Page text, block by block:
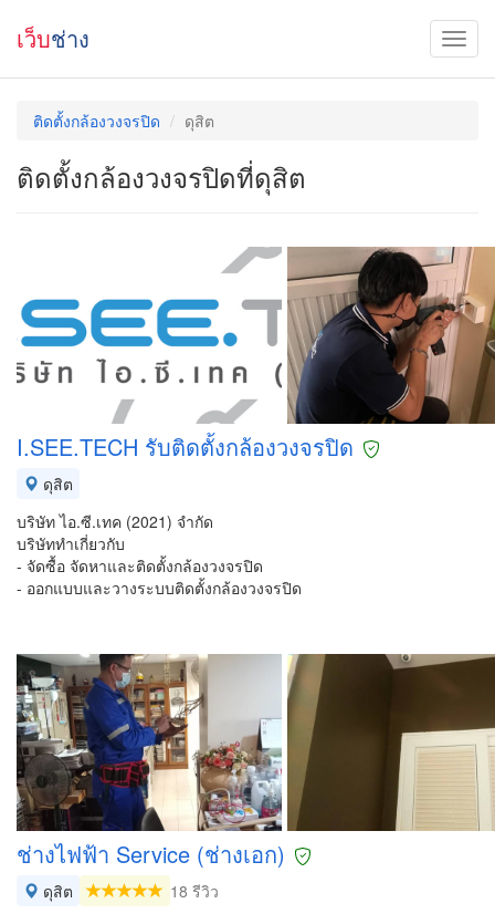
เว็บช่าง
ติดตั้งกล้องวงจรปิด ดุสิต
ติดตั้งกล้องวงจรปิดที่ดุสิต
I.SEE.TECH รับติดตั้งกล้องวงจรปิด
ดุสิต
บริษัท ไอ.ซี.เทค (2021) จำกัด
บริษัททำเกี่ยวกับ
- จัดซื้อ จัดหาและติดตั้งกล้องวงจรปิด
- ออกแบบและวางระบบติดตั้งกล้องวงจรปิด
ช่างไฟฟ้า Service (ช่างเอก)
ดุสิต
18 รีวิว